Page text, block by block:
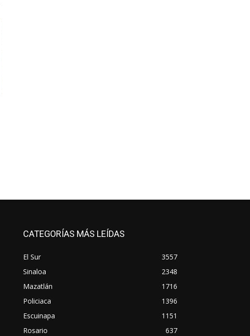
CATEGORÍAS MÁS LEÍDAS
El Sur
3557
Sinaloa
2348
Mazatlán
1716
Policiaca
1396
Escuinapa
1151
Rosario
637